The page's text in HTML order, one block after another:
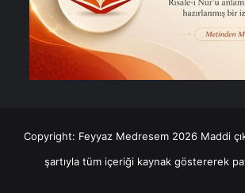
Copyright: Feyyaz Medresem 2026 Maddi
şartıyla tüm içeriği kaynak göstererek